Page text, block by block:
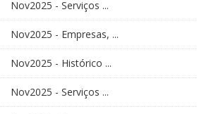
Nov2025 - Serviços ...
Nov2025 - Empresas, ...
Nov2025 - Histórico ...
Nov2025 - Serviços ...